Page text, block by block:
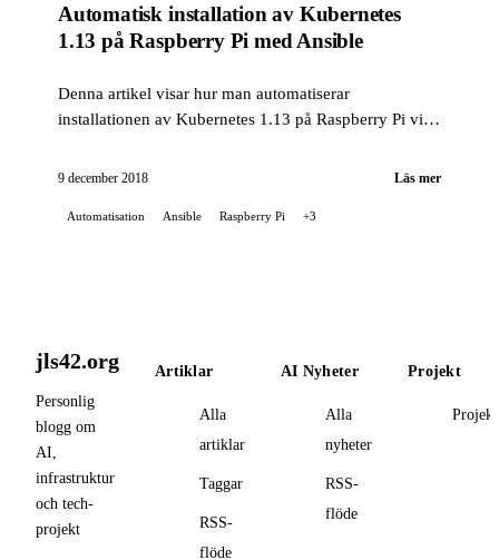
Automatisk installation av Kubernetes
1.13 på Raspberry Pi med Ansible
Denna artikel visar hur man automatiserar
installationen av Kubernetes 1.13 på Raspberry Pi via
9 december 2018 Läs mer
Automatisation Ansible Raspberry Pi +3
jls42.org
Personlig
blogg om
AI,
infrastruktur
och tech-
projekt
Artiklar
Alla
artiklar
Taggar
RSS-
flöde
AI Nyheter
Alla
nyheter
RSS-
flöde
Projekt
Projekt